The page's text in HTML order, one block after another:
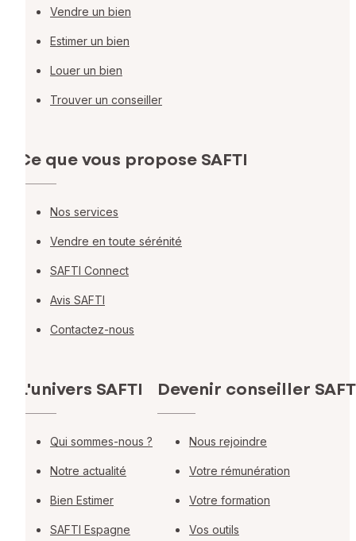
Vendre un bien
Estimer un bien
Louer un bien
Trouver un conseiller
Ce que vous propose SAFTI
Nos services
Vendre en toute sérénité
SAFTI Connect
Avis SAFTI
Contactez-nous
L'univers SAFTI
Qui sommes-nous ?
Notre actualité
Bien Estimer
SAFTI Espagne
Devenir conseiller
Nous rejoindre
Votre rémunération
Votre formation
Vos outils